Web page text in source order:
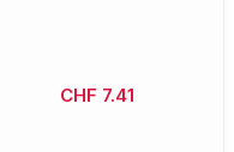
CHF 7.41